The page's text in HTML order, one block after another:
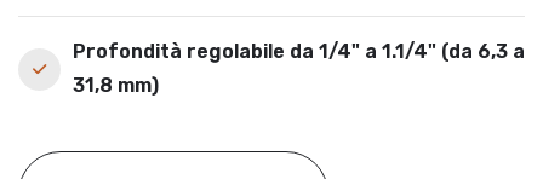
Profondità regolabile da 1/4" a 1.1/4" (da 6,3 a
31,8 mm)